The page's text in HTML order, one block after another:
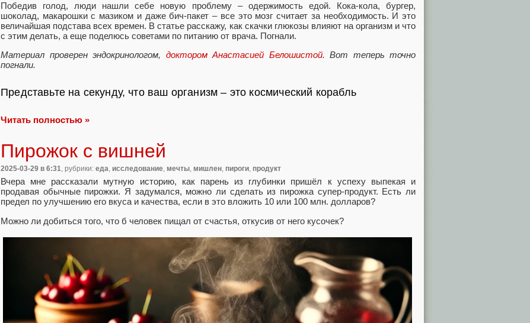
Победив голод, люди нашли себе новую проблему – одержимость едой. Кока-кола, бургер,
шоколад, макарошки с мазиком и даже бич-пакет – все это мозг считает за необходимость. И это
величайшая подстава всех времен. В статье расскажу, как скачки глюкозы влияют на организм и что
с этим делать, а еще поделюсь советами по питанию от врача. Погнали.
Материал проверен эндокринологом, доктором Анастасией Белошистой. Вот теперь точно
погнали.
Представьте на секунду, что ваш организм – это космический корабль
Читать полностью »
Пирожок с вишней
2025-03-29 в 6:31, рубрики: еда, исследование, мечты, мишлен, пироги, продукт
Вчера мне рассказали мутную историю, как парень из глубинки пришёл к успеху выпекая и
продавая обычные пирожки. Я задумался, можно ли сделать из пирожка супер-продукт. Есть ли
предел по улучшению его вкуса и качества, если в это вложить 10 или 100 млн. долларов?
Можно ли добиться того, что б человек пищал от счастья, откусив от него кусочек?